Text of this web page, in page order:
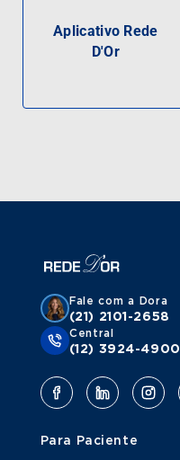
Aplicativo Rede
D'Or
Fale com a Dora
(21) 2101-2658
Central
(12) 3924-4900
Para Paciente